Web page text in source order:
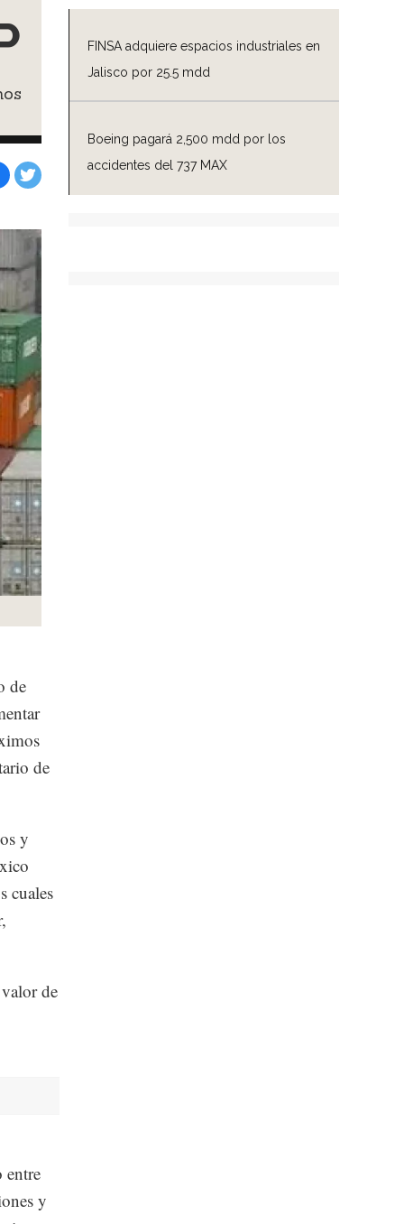
FINSA adquiere espacios industriales en
Jalisco por 25.5 mdd
Boeing pagará 2,500 mdd por los
accidentes del 737 MAX
de
de
y
cuales
de
entre
y